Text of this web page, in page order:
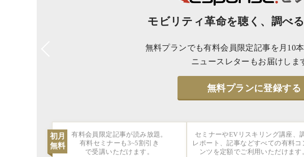
モビリティ革命を聴く、調べ
無料プランでも有料会員限定記事を月10
ニュースレターもお届けしま
無料プランに登録する
有料会員限定記事が読み放題。
有料セミナーも3~5割引き
で受講いただけます。
初月
無料
セミナーやEVリスキリング講座、
レポート、記事などすべての有料コ
ンツを定額でご利用いただけます